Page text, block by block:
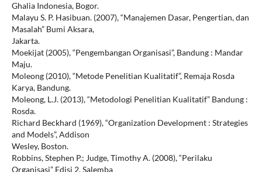
Ghalia Indonesia, Bogor.
Malayu S. P. Hasibuan. (2007), “Manajemen Dasar, Pengertian, dan
Masalah” Bumi Aksara,
Jakarta.
Moekijat (2005), “Pengembangan Organisasi”, Bandung : Mandar
Maju.
Moleong (2010), “Metode Penelitian Kualitatif”, Remaja Rosda
Karya, Bandung.
Moleong, L.J. (2013), “Metodologi Penelitian Kualitatif” Bandung :
Rosda.
Richard Beckhard (1969), “Organization Development : Strategies
and Models”, Addison
Wesley, Boston.
Robbins, Stephen P.; Judge, Timothy A. (2008), “Perilaku
Organisasi” Edisi 2, Salemba